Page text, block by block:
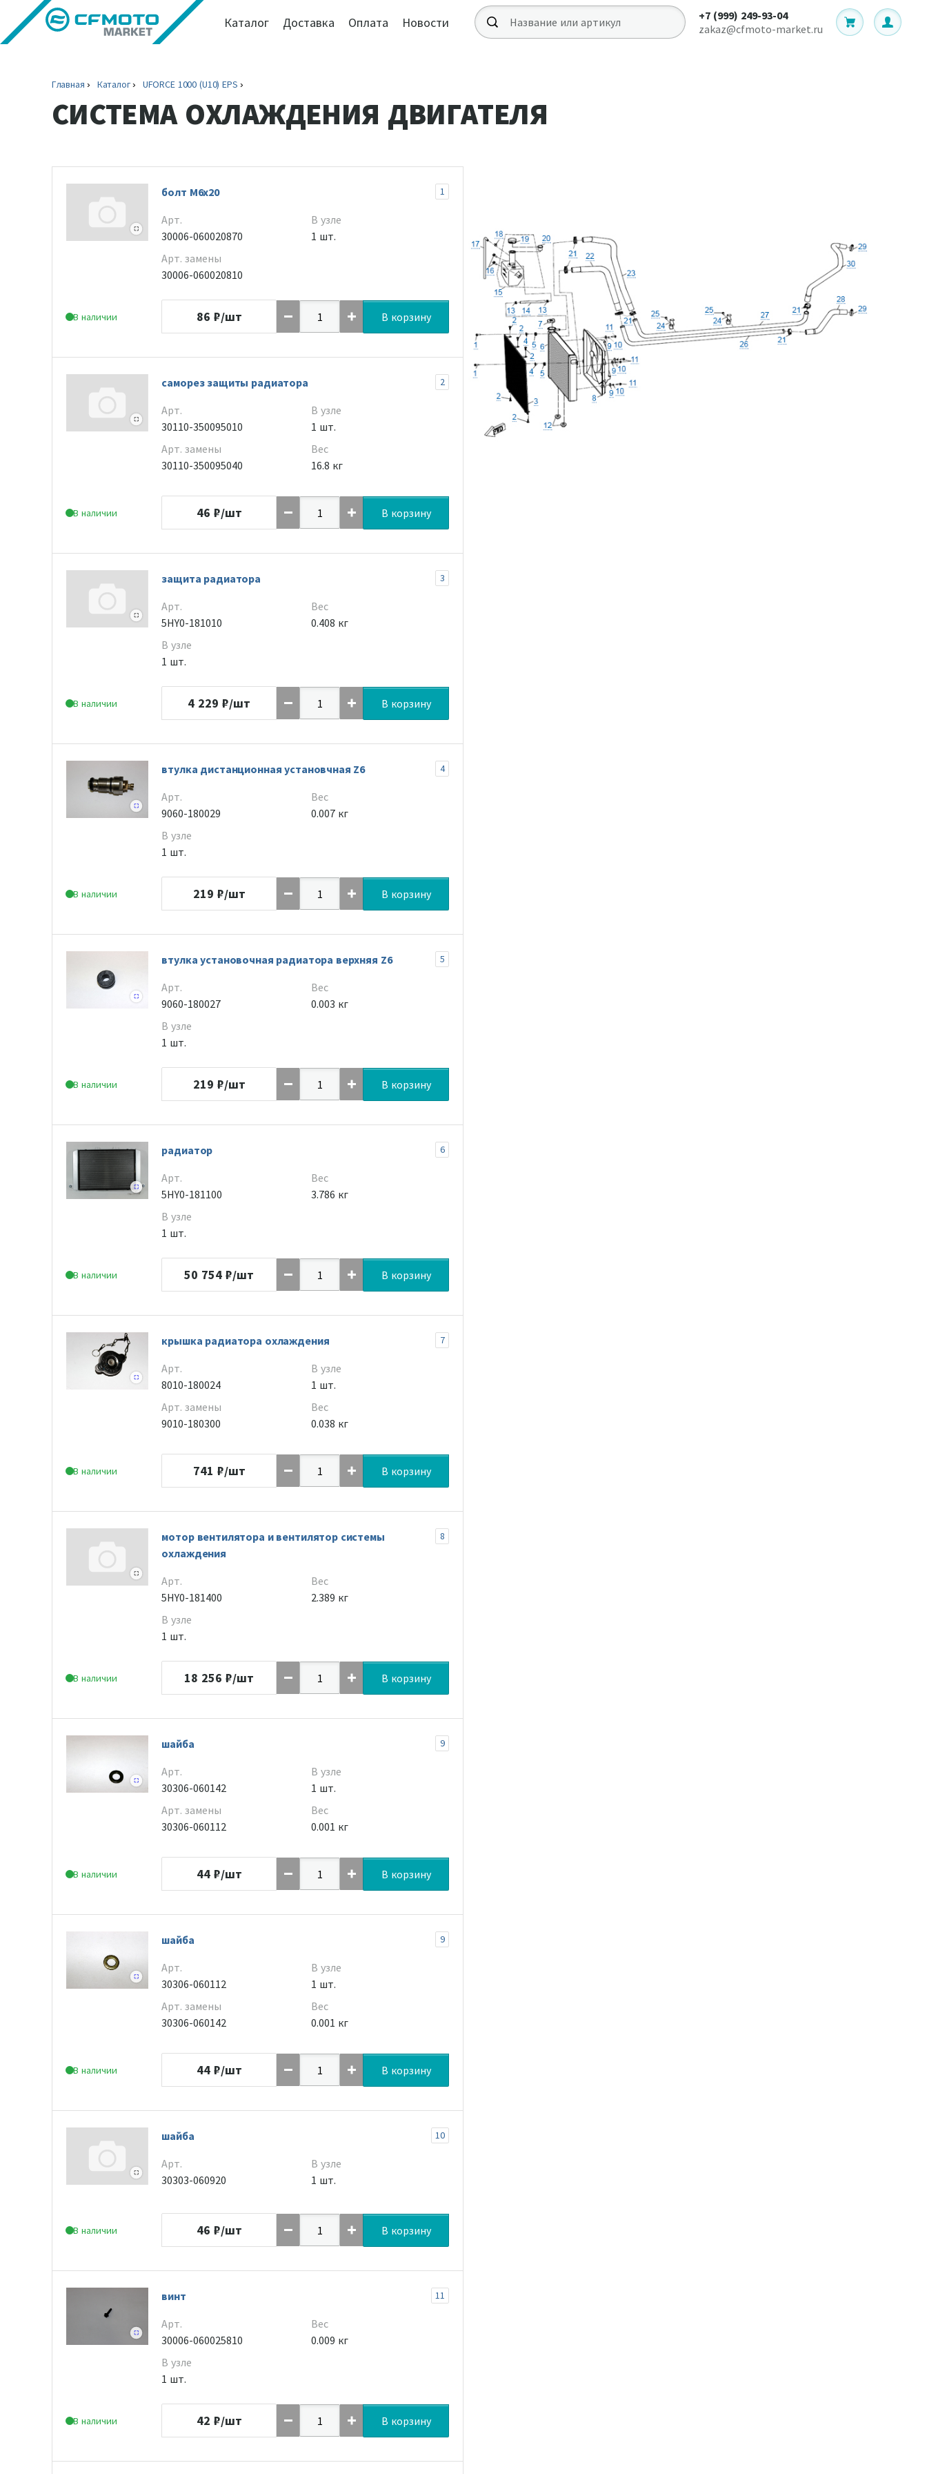
Каталог Доставка Оплата Новости
+7 (999) 249-93-04
zakaz@cfmoto-market.ru
Главная Каталог UFORCE 1000 (U10) EPS
СИСТЕМА ОХЛАЖДЕНИЯ ДВИГАТЕЛЯ
В наличии
болт M6x20 1
Арт.
30006-060020870
Арт. замены
30006-060020810
В узле
1 шт.
86 ₽/шт В корзину
В наличии
саморез защиты радиатора 2
Арт.
30110-350095010
Арт. замены
30110-350095040
В узле
1 шт.
Вес
16.8 кг
46 ₽/шт В корзину
В наличии
защита радиатора 3
Арт.
5HY0-181010
В узле
1 шт.
Вес
0.408 кг
4 229 ₽/шт В корзину
В наличии
втулка дистанционная установчная Z6 4
Арт.
9060-180029
В узле
1 шт.
Вес
0.007 кг
219 ₽/шт В корзину
В наличии
втулка установочная радиатора верхняя Z6 5
Арт.
9060-180027
В узле
1 шт.
Вес
0.003 кг
219 ₽/шт В корзину
В наличии
радиатор 6
Арт.
5HY0-181100
В узле
1 шт.
Вес
3.786 кг
50 754 ₽/шт В корзину
В наличии
крышка радиатора охлаждения 7
Арт.
8010-180024
Арт. замены
9010-180300
В узле
1 шт.
Вес
0.038 кг
741 ₽/шт В корзину
В наличии
мотор вентилятора и вентилятор системы
охлаждения
8
Арт.
5HY0-181400
В узле
1 шт.
Вес
2.389 кг
18 256 ₽/шт В корзину
В наличии
шайба 9
Арт.
30306-060142
Арт. замены
30306-060112
В узле
1 шт.
Вес
0.001 кг
44 ₽/шт В корзину
В наличии
шайба 9
Арт.
30306-060112
Арт. замены
30306-060142
В узле
1 шт.
Вес
0.001 кг
44 ₽/шт В корзину
В наличии
шайба 10
Арт.
30303-060920
В узле
1 шт.
46 ₽/шт В корзину
В наличии
винт 11
Арт.
30006-060025810
В узле
1 шт.
Вес
0.009 кг
42 ₽/шт В корзину